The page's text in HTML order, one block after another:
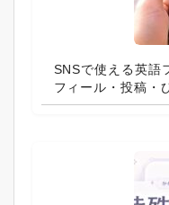
SNSで使える英語
フィール・投稿・